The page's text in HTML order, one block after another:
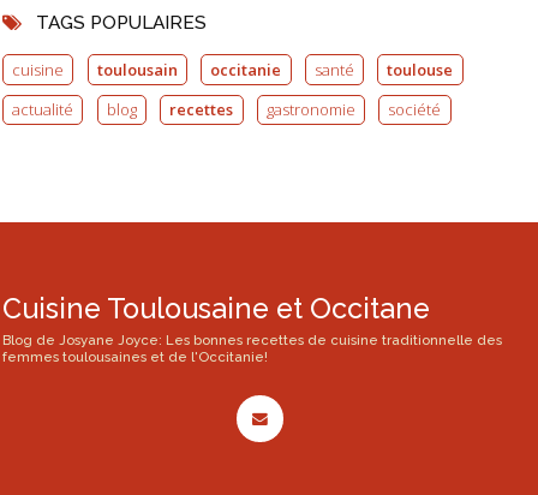
TAGS POPULAIRES
cuisine toulousain occitanie santé
toulouse
actualité
blog recettes gastronomie société
Cuisine Toulousaine et Occitane
Blog de Josyane Joyce: Les bonnes recettes de cuisine traditionnelle des
femmes toulousaines et de l'Occitanie!